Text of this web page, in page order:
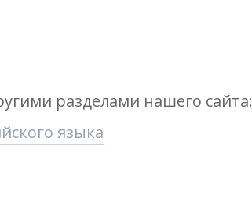
разделами нашего сайта:
языка